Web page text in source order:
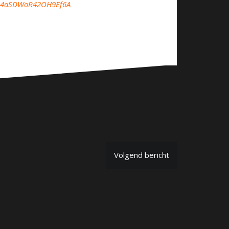
Volgend bericht